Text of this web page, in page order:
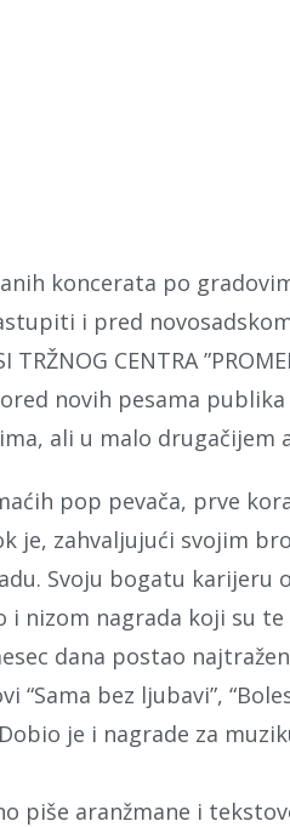
koncerata po
i pred
TRŽNOG CENTRA
novih pesama
ali u malo drugačijem
pop pevača, prve
je, zahvaljujući svojim
Svoju bogatu karijeru
i nizom nagrada koji su
dana postao
“Sama bez ljubavi”,
je i nagrade za
piše aranžmane i